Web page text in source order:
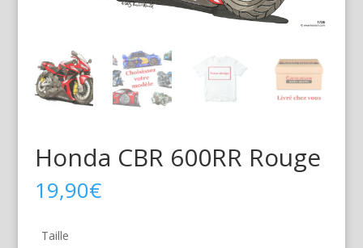
Honda CBR 600RR Rouge
19,90€
Taille